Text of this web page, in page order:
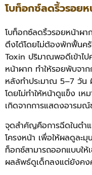
โบท็อกซ์ลดริ้วรอยห
โบท็อกซ์ลดริ้วรอยหน้าผ
ตึงได้โดยไม่ต้องพักฟื้นค
Toxin ปริมาณพอดีเข้าไป
หน้าผาก ทำให้รอยพับจา
หลังทำประมาณ 5–7 วัน
โดยไม่ทำให้หน้าดูแข็ง เ
เกิดจากการแสดงอารม
จุดสำคัญคือการฉีดในตำ
โครงหน้า เพื่อให้ผลดูละ
ท็อกซ์สามารถออกแบบให้
ผลลัพธ์ดูเด็กลงแต่ยังคง